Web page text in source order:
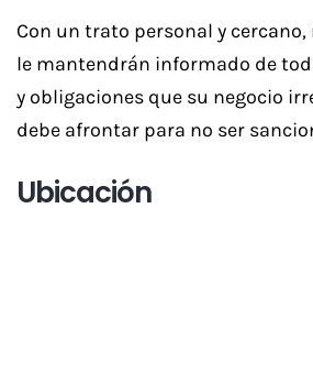
Con un trato personal y
le mantendrán informado de
y obligaciones que su negocio
debe afrontar para no ser
Ubicación